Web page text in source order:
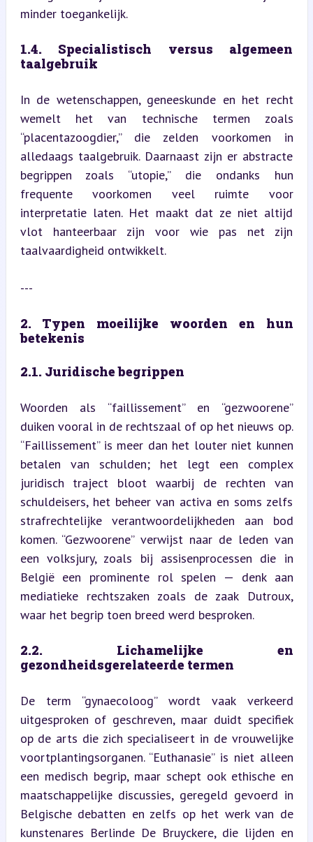
minder toegankelijk.
1.4. Specialistisch versus algemeen
taalgebruik
In de wetenschappen, geneeskunde en het recht
wemelt het van technische termen zoals
“placentazoogdier,” die zelden voorkomen in
alledaags taalgebruik. Daarnaast zijn er abstracte
begrippen zoals “utopie,” die ondanks hun
frequente voorkomen veel ruimte voor
interpretatie laten. Het maakt dat ze niet altijd
vlot hanteerbaar zijn voor wie pas net zijn
taalvaardigheid ontwikkelt.
---
2. Typen moeilijke woorden en hun
betekenis
2.1. Juridische begrippen
Woorden als “faillissement” en “gezwoorene”
duiken vooral in de rechtszaal of op het nieuws op.
“Faillissement” is meer dan het louter niet kunnen
betalen van schulden; het legt een complex
juridisch traject bloot waarbij de rechten van
schuldeisers, het beheer van activa en soms zelfs
strafrechtelijke verantwoordelijkheden aan bod
komen. “Gezwoorene” verwijst naar de leden van
een volksjury, zoals bij assisenprocessen die in
België een prominente rol spelen — denk aan
mediatieke rechtszaken zoals de zaak Dutroux,
waar het begrip toen breed werd besproken.
2.2. Lichamelijke en
gezondheidsgerelateerde termen
De term “gynaecoloog” wordt vaak verkeerd
uitgesproken of geschreven, maar duidt specifiek
op de arts die zich specialiseert in de vrouwelijke
voortplantingsorganen. “Euthanasie” is niet alleen
een medisch begrip, maar schept ook ethische en
maatschappelijke discussies, geregeld gevoerd in
Belgische debatten en zelfs op het werk van de
kunstenares Berlinde De Bruyckere, die lijden en